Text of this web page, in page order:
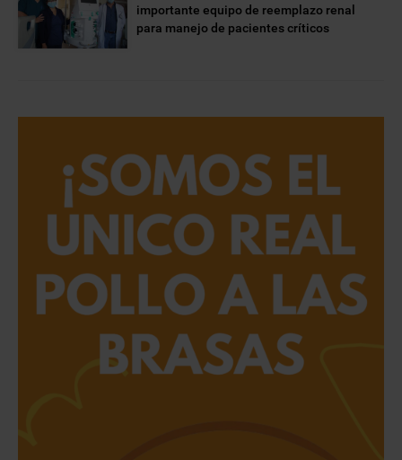
importante equipo de reemplazo renal
para manejo de pacientes críticos